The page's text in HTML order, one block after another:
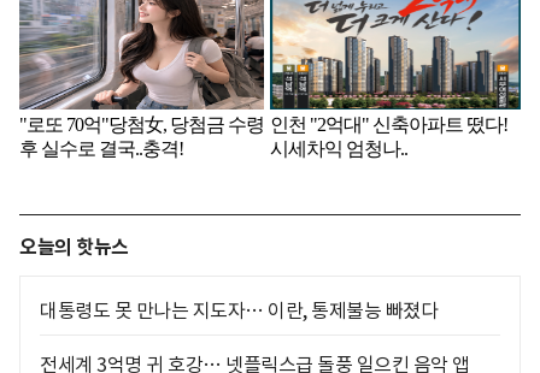
오늘의 핫뉴스
대통령도 못 만나는 지도자… 이란, 통제불능 빠졌다
전세계 3억명 귀 호강… 넷플릭스급 돌풍 일으킨 음악 앱